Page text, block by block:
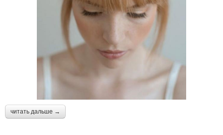
читать дальше →